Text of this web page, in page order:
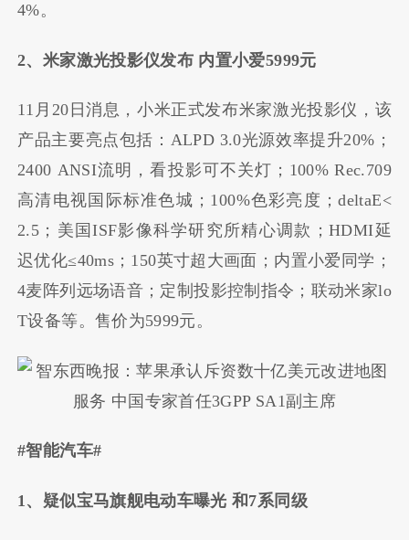
4%。
2、米家激光投影仪发布 内置小爱5999元
11月20日消息，小米正式发布米家激光投影仪，该
产品主要亮点包括：ALPD 3.0光源效率提升20%；
2400 ANSI流明，看投影可不关灯；100% Rec.709
高清电视国际标准色城；100%色彩亮度；deltaE<
2.5；美国ISF影像科学研究所精心调款；HDMI延
迟优化≤40ms；150英寸超大画面；内置小爱同学；
4麦阵列远场语音；定制投影控制指令；联动米家lo
T设备等。售价为5999元。
#智能汽车#
1、疑似宝马旗舰电动车曝光 和7系同级